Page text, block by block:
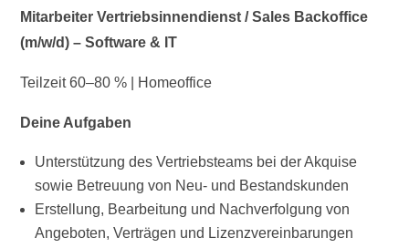
Mitarbeiter Vertriebsinnendienst / Sales Backoffice
(m/w/d) – Software & IT
Teilzeit 60–80 % | Homeoffice
Deine Aufgaben
Unterstützung des Vertriebsteams bei der Akquise
sowie Betreuung von Neu- und Bestandskunden
Erstellung, Bearbeitung und Nachverfolgung von
Angeboten, Verträgen und Lizenzvereinbarungen